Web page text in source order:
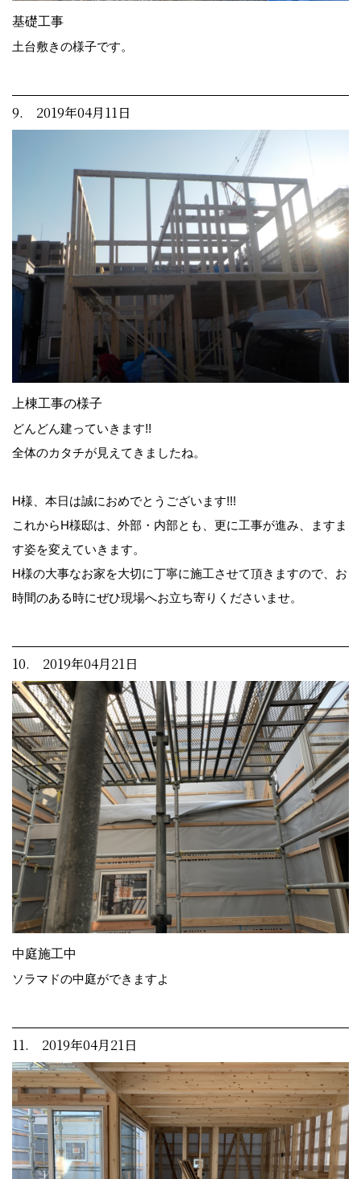
基礎工事
土台敷きの様子です。
9. 2019年04月11日
上棟工事の様子
どんどん建っていきます!!
全体のカタチが見えてきましたね。
H様、本日は誠におめでとうございます!!!
これからH様邸は、外部・内部とも、更に工事が進み、ますま
す姿を変えていきます。
H様の大事なお家を大切に丁寧に施工させて頂きますので、お
時間のある時にぜひ現場へお立ち寄りくださいませ。
10. 2019年04月21日
中庭施工中
ソラマドの中庭ができますよ
11. 2019年04月21日